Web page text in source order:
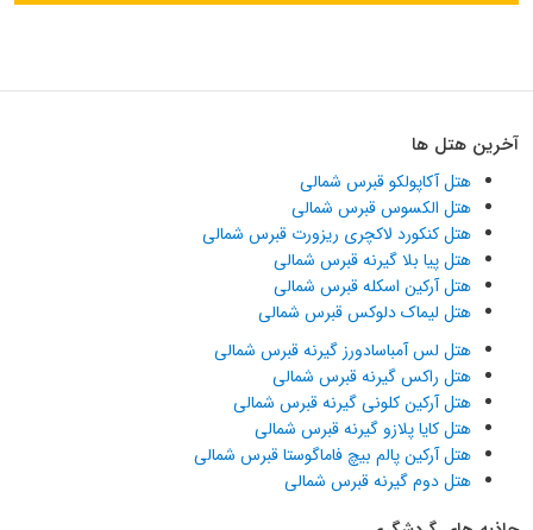
آخرین هتل ها
هتل آکاپولکو قبرس شمالی
هتل الکسوس قبرس شمالی
هتل کنکورد لاکچری ریزورت قبرس شمالی
هتل پیا بلا گیرنه قبرس شمالی
هتل آرکین اسکله قبرس شمالی
هتل لیماک دلوکس قبرس شمالی
هتل لس آمباسادورز گیرنه قبرس شمالی
هتل راکس گیرنه قبرس شمالی
هتل آرکین کلونی گیرنه قبرس شمالی
هتل کایا پلازو گیرنه قبرس شمالی
هتل آرکین پالم بیچ فاماگوستا قبرس شمالی
هتل دوم گیرنه قبرس شمالی